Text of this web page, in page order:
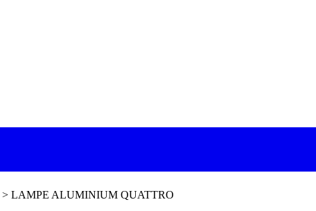
> LAMPE ALUMINIUM QUATTRO